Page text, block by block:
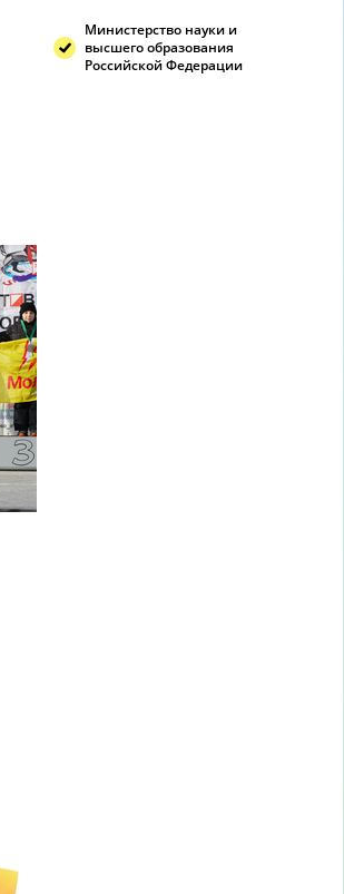
Министерство науки и
высшего образования
Российской Федерации